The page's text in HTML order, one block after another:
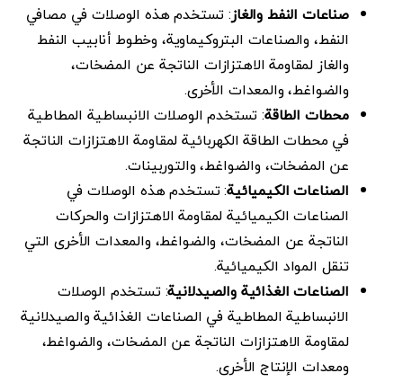
صناعات النفط والغاز: تستخدم هذه الوصلات في مصافي
النفط، والصناعات البتروكيماوية، وخطوط أنابيب النفط
والغاز لمقاومة الاهتزازات الناتجة عن المضخات،
والضواغط، والمعدات الأخرى.
محطات الطاقة: تستخدم الوصلات الانبساطية المطاطية
في محطات الطاقة الكهربائية لمقاومة الاهتزازات الناتجة
عن المضخات، والضواغط، والتوربينات.
الصناعات الكيميائية: تستخدم هذه الوصلات في
الصناعات الكيميائية لمقاومة الاهتزازات والحركات
الناتجة عن المضخات، والضواغط، والمعدات الأخرى التي
تنقل المواد الكيميائية.
الصناعات الغذائية والصيدلانية: تستخدم الوصلات
الانبساطية المطاطية في الصناعات الغذائية والصيدلانية
لمقاومة الاهتزازات الناتجة عن المضخات، والضواغط،
ومعدات الإنتاج الأخرى.